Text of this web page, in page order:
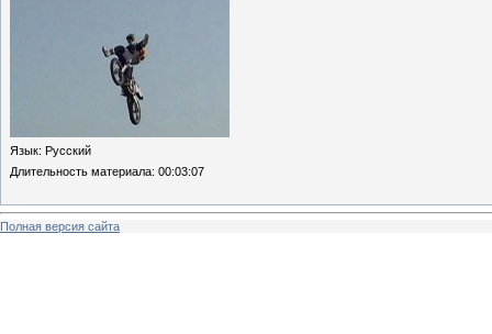
Язык: Русский
Длительность материала: 00:03:07
Полная версия сайта